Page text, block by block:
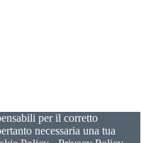
per il corretto
necessaria una tua